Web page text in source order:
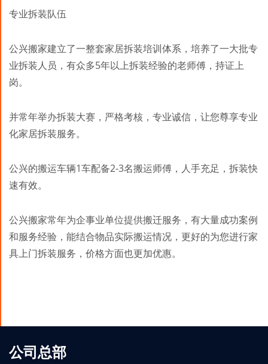
专业拆装队伍
公兴搬家建立了一整套家居拆装培训体系，培养了一大批专
业拆装人员，有众多5年以上拆装经验的老师傅，持证上
岗。
并常年举办拆装大赛，严格考核，专业诚信，让您尊享专业
化家居拆装服务。
公兴的搬运车辆1车配备2-3名搬运师傅，人手充足，拆装快
速有效。
公兴搬家常年为企事业单位提供搬迁服务，有大量成功案例
和服务经验，能结合物品实际搬运情况，更好的为您进行家
具上门拆装服务，价格方面也更加优惠。
公司总部